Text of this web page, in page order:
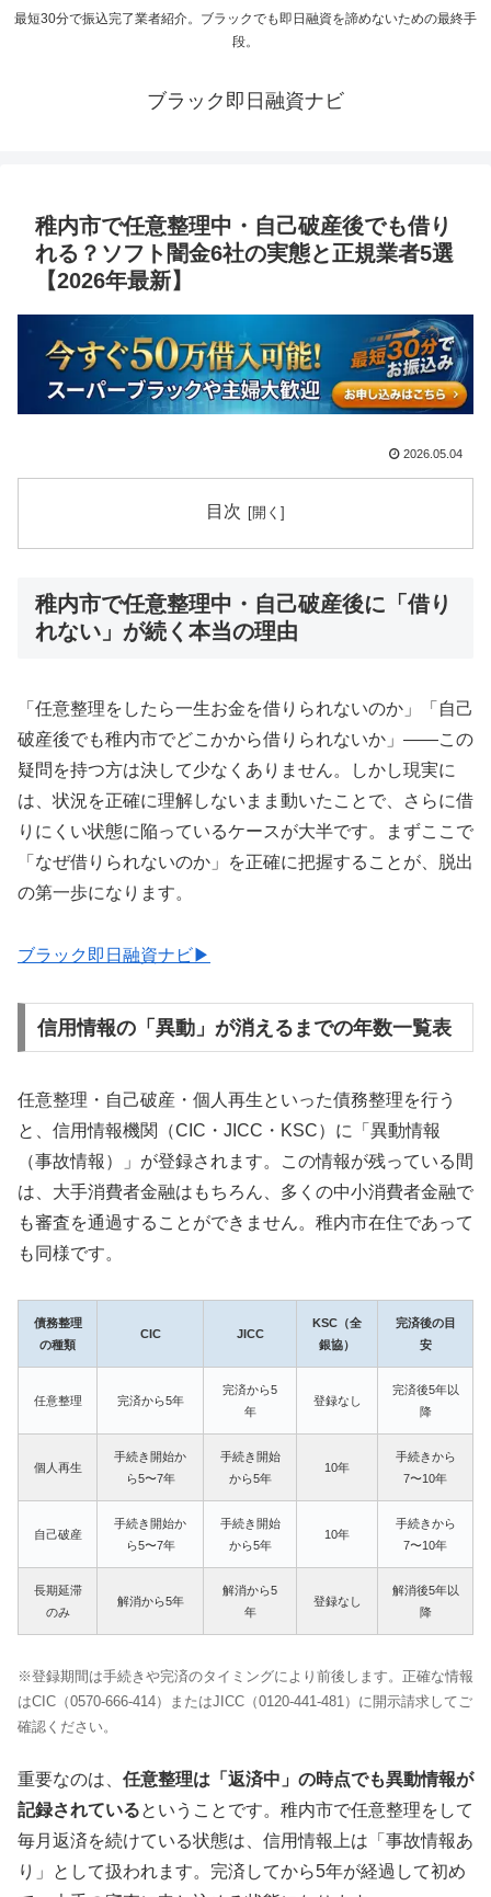
最短30分で振込完了業者紹介。ブラックでも即日融資を諦めないための最終手
段。
ブラック即日融資ナビ
稚内市で任意整理中・自己破産後でも借り
れる？ソフト闇金6社の実態と正規業者5選
【2026年最新】
2026.05.04
目次
稚内市で任意整理中・自己破産後に「借り
れない」が続く本当の理由
「任意整理をしたら一生お金を借りられないのか」「自己
破産後でも稚内市でどこかから借りられないか」——この
疑問を持つ方は決して少なくありません。しかし現実に
は、状況を正確に理解しないまま動いたことで、さらに借
りにくい状態に陥っているケースが大半です。まずここで
「なぜ借りられないのか」を正確に把握することが、脱出
の第一歩になります。
ブラック即日融資ナビ▶
信用情報の「異動」が消えるまでの年数一覧表
任意整理・自己破産・個人再生といった債務整理を行う
と、信用情報機関（CIC・JICC・KSC）に「異動情報
（事故情報）」が登録されます。この情報が残っている間
は、大手消費者金融はもちろん、多くの中小消費者金融で
も審査を通過することができません。稚内市在住であって
も同様です。
債務整理
の種類
CIC JICC
KSC（全
銀協）
完済後の目
安
任意整理 完済から5年
完済から5
年
登録なし
完済後5年以
降
個人再生
手続き開始か
ら5〜7年
手続き開始
から5年
10年
手続きから
7〜10年
自己破産
手続き開始か
ら5〜7年
手続き開始
から5年
10年
手続きから
7〜10年
長期延滞
のみ
解消から5年
解消から5
年
登録なし
解消後5年以
降
※登録期間は手続きや完済のタイミングにより前後します。正確な情報
はCIC（0570-666-414）またはJICC（0120-441-481）に開示請求してご
確認ください。
重要なのは、 任意整理は「返済中」の時点でも異動情報が
記録されているということです。稚内市で任意整理をして
毎月返済を続けている状態は、信用情報上は「事故情報あ
り」として扱われます。完済してから5年が経過して初め